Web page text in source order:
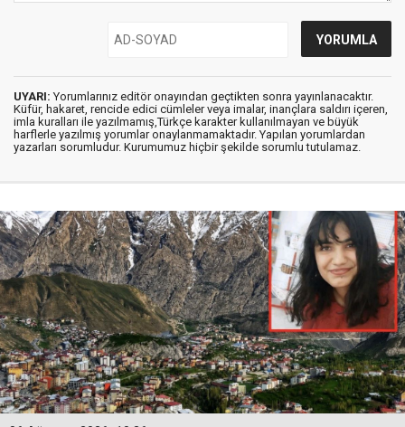
UYARI: Yorumlarınız editör onayından geçtikten sonra yayınlanacaktır.
Küfür, hakaret, rencide edici cümleler veya imalar, inançlara saldırı içeren,
imla kuralları ile yazılmamış,Türkçe karakter kullanılmayan ve büyük
harflerle yazılmış yorumlar onaylanmamaktadır. Yapılan yorumlardan
yazarları sorumludur. Kurumumuz hiçbir şekilde sorumlu tutulamaz.